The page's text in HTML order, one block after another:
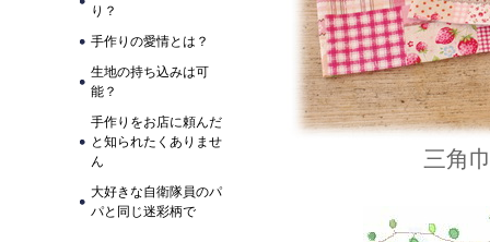
り？
手作りの愛情とは？
生地の持ち込みは可
能？
手作りをお店に頼んだ
と知られたくありませ
ん
大好きな自衛隊員のパ
パと同じ迷彩柄で
三角